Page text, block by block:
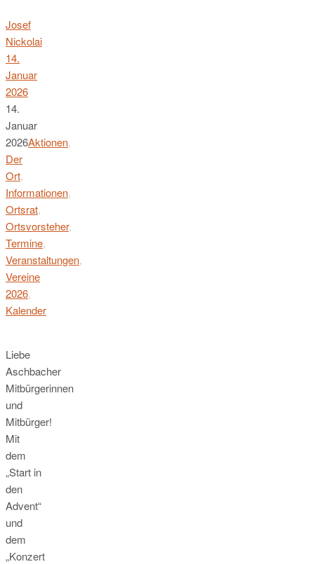
Josef
Nickolai
14.
Januar
2026
14.
Januar
2026Aktionen,
Der
Ort,
Informationen,
Ortsrat,
Ortsvorsteher,
Termine,
Veranstaltungen,
Vereine
2026,
Kalender
Liebe
Aschbacher
Mitbürgerinnen
und
Mitbürger!
Mit
dem
„Start in
den
Advent“
und
dem
„Konzert